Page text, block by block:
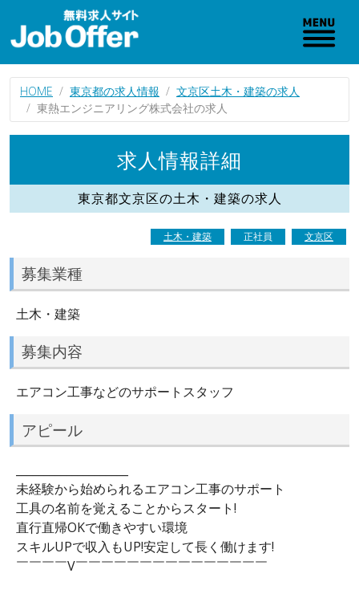
HOME 東京都の求人情報
文京区土木・建築の求人
東熱エンジニアリング株式会社の求人
求人情報詳細
東京都文京区の土木・建築の求人
土木・建築 正社員 文京区
募集業種
土木・建築
募集内容
エアコン工事などのサポートスタッフ
アピール
未経験から始められるエアコン工事のサポート
工具の名前を覚えることからスタート!
直行直帰OKで働きやすい環境
スキルUPで収入もUP!安定して長く働けます!
￣￣￣￣V￣￣￣￣￣￣￣￣￣￣￣￣￣￣￣